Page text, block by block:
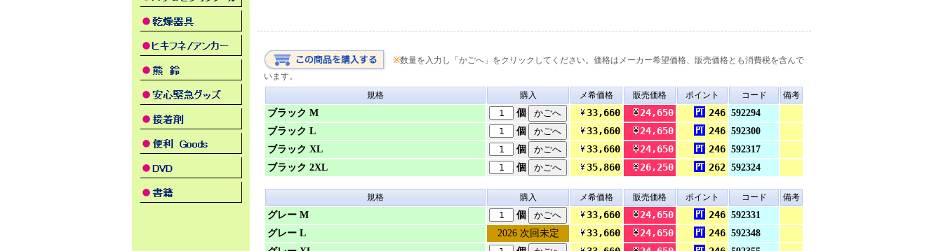
※数量を入力し「かごへ」をクリックしてください。価格はメーカー希望価格、販売価格とも消費税を含んで
います。
規格
購入 メ希価格 販売価格 ポイント コード 備考
ブラック M 個 33,660 24,650 246 592294
ブラック L
個 33,660 24,650 246 592300
ブラック XL
個 33,660 24,650 246 592317
ブラック 2XL
個 35,860 26,250 262 592324
規格 購入 メ希価格 販売価格 ポイント コード 備考
グレー M 個 33,660 24,650 246 592331
グレー L
2026 次回未定 33,660 24,650 246 592348